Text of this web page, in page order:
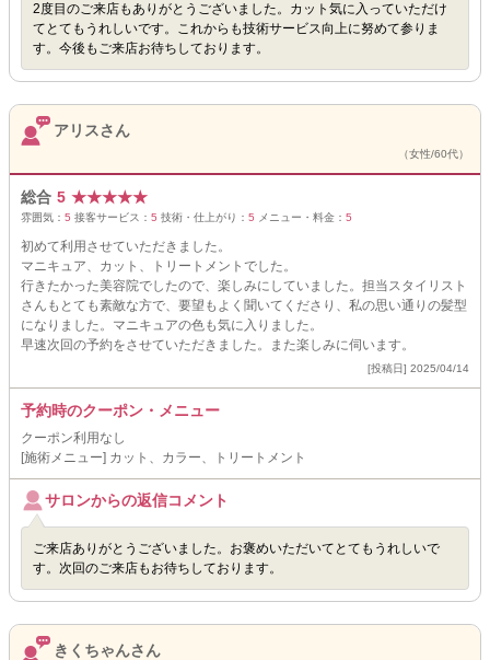
2度目のご来店もありがとうございました。カット気に入っていただけ
てとてもうれしいです。これからも技術サービス向上に努めて参りま
す。今後もご来店お待ちしております。
アリスさん
（女性/60代）
総合 5 ★★★★★
雰囲気： 5 接客サービス： 5 技術・仕上がり： 5 メニュー・料金： 5
初めて利用させていただきました。
マニキュア、カット、トリートメントでした。
行きたかった美容院でしたので、楽しみにしていました。担当スタイリスト
さんもとても素敵な方で、要望もよく聞いてくださり、私の思い通りの髪型
になりました。マニキュアの色も気に入りました。
早速次回の予約をさせていただきました。また楽しみに伺います。
[投稿日] 2025/04/14
予約時のクーポン・メニュー
クーポン利用なし
[施術メニュー] カット、カラー、トリートメント
サロンからの返信コメント
ご来店ありがとうございました。お褒めいただいてとてもうれしいで
す。次回のご来店もお待ちしております。
きくちゃんさん